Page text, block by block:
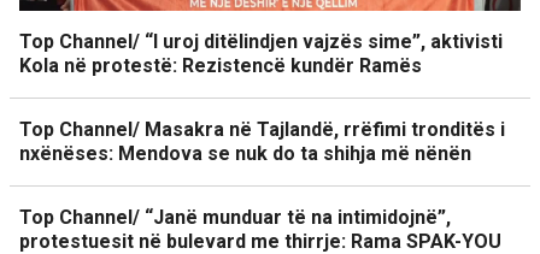
Top Channel/ “I uroj ditëlindjen vajzës sime”, aktivisti
Kola në protestë: Rezistencë kundër Ramës
Top Channel/ Masakra në Tajlandë, rrëfimi tronditës i
nxënëses: Mendova se nuk do ta shihja më nënën
Top Channel/ “Janë munduar të na intimidojnë”,
protestuesit në bulevard me thirrje: Rama SPAK-YOU